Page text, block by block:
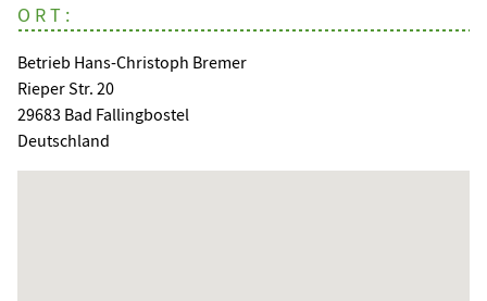
ORT:
Betrieb Hans-Christoph Bremer
Rieper Str. 20
29683 Bad Fallingbostel
Deutschland